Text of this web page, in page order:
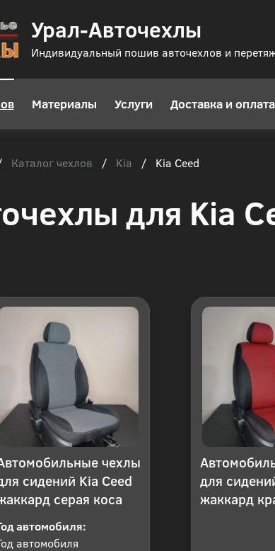
Урал-Авточехлы
Индивидуальный пошив авточехлов и
Материалы Услуги Доставка и оплата
Каталог чехлов / Kia / Kia Ceed
для Kia
чехлы
сидений Kia Ceed
серая коса
автомобиля:
автомобиля
для
жаккард